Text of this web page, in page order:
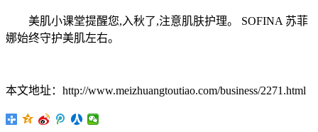
美肌小课堂提醒您,入秋了,注意肌肤护理。 SOFINA 苏菲
娜始终守护美肌左右。
本文地址：http://www.meizhuangtoutiao.com/business/2271.html